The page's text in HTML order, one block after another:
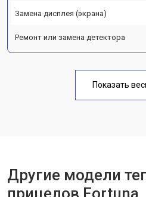
Замена дисплея (экрана)
Ремонт или замена детектора
Показать
Другие модели
прицелов Fortuna